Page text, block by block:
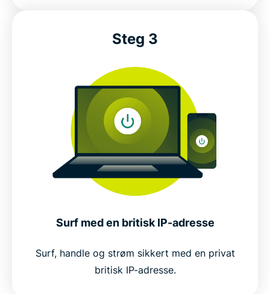
Steg 3
Surf med en britisk IP-adresse
Surf, handle og strøm sikkert med en privat
britisk IP-adresse.